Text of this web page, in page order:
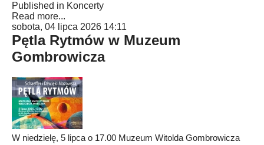
Published in Koncerty
Read more...
sobota, 04 lipca 2026 14:11
Pętla Rytmów w Muzeum
Gombrowicza
W niedzielę, 5 lipca o 17.00 Muzeum Witolda Gombrowicza